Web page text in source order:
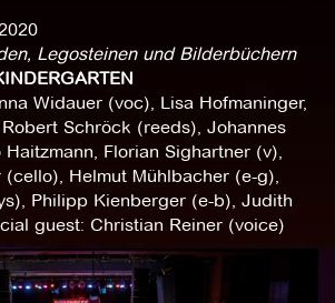
Legosteinen und Bilderbüchern
Widauer (voc), Lisa Hofmaninger,
Schröck (reeds), Johannes
Florian Sighartner (v),
(cello), Helmut Mühlbacher (e-g),
Philipp Kienberger (e-b), Judith
guest: Christian Reiner (voice)